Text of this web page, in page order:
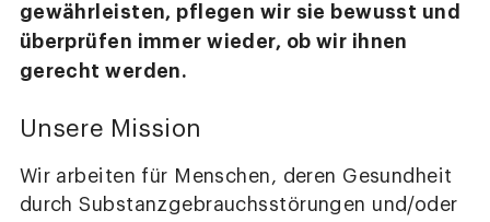
gewährleisten, pflegen wir sie bewusst und
überprüfen immer wieder, ob wir ihnen
gerecht werden.
Unsere Mission
Wir arbeiten für Menschen, deren Gesundheit
durch Substanzgebrauchsstörungen und/oder